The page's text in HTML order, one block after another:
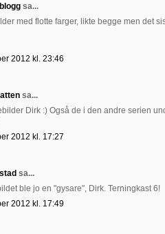
sa...
med flotte farger, likte begge men det
2012 kl. 23:46
sa...
Dirk :) Også de i den andre serien
2012 kl. 17:27
sa...
ble jo en "gysare", Dirk. Terningkast 6!
2012 kl. 17:49